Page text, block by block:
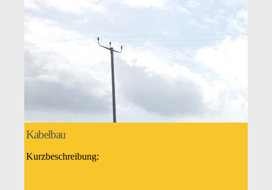
Kabelbau
Kurzbeschreibung: